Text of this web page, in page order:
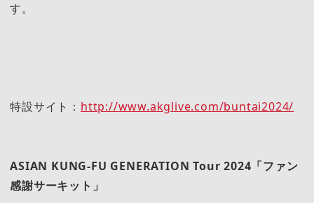
す。
特設サイト： http://www.akglive.com/buntai2024/
ASIAN KUNG-FU GENERATION Tour 2024 「ファン
感謝サーキット」